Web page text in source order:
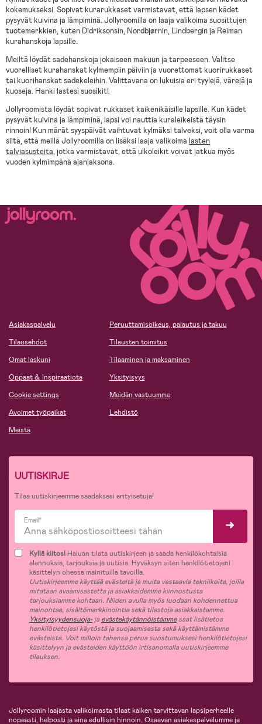
kokemukseksi. Sopivat kurarukkaset varmistavat, että lapsen kädet
pysyvät kuivina ja lämpiminä. Jollyroomilla on laaja valikoima suosittujen
tuotemerkkien, kuten Didriksonsin, Nordbjørnin, Lindbergin ja Reiman
kurahanskoja lapsille.
Meiltä löydät sadehanskoja jokaiseen makuun ja tarpeeseen. Valitse
vuorelliset kurahanskat kylmempiin päiviin ja vuorettomat kuorirukkaset
tai kuorihanskat sadekeleihin. Valittavana on lukuisia eri tyylejä, värejä ja
kuoseja. Hanki lastesi suosikit!
Jollyroomista löydät sopivat rukkaset kaikenikäisille lapsille. Kun kädet
pysyvät kuivina ja lämpiminä, lapsi voi nauttia kuraleikeistä täysin
rinnoin! Kun märät syyspäivät vaihtuvat kylmäksi talveksi, voit olla varma
siitä, että meillä Jollyroomilla on lisäksi laaja valikoima lasten
talviasusteita, jotka varmistavat, että ulkoleikit voivat jatkua myös
vuoden kylmimpänä ajanjaksona.
Asiakaspalvelu
Tilausehdot
Omat laskuni
Oppaat & Inspiraatiota
Cookie settings
Avoimet työpaikat
Meistä
Peruuttamisoikeus, palautus ja takuu
Tilausten toimitus
Tilaaminen ja maksaminen
Yksityisyys
Meidän vastuumme
Lehdistö
UUTISKIRJE
Tilaa uutiskirjeemme saadaksesi erityisetuja!
Email*
Kyllä kiitos! Haluan tilata uutiskirjeen ja saada henkilökohtaisia
alennuksia, tarjouksia ja uutisia. Hyväksyn siten henkilötietojeni
käsittelyn ohessa mainituilla tavoilla.
Uutiskirjeemme käyttää evästeitä ja muita vastaavia tekniikoita, joilla
mitataan avaamisastetta ja asiakkaidemme kiinnostusta
tarjouksiamme kohtaan. Niiden avulla myös luodaan kohdennettua
mainontaa, sisältömarkkinointia sekä tilastoja asiakkaistamme.
Yksityisyydensuoja-jaevästekäytännöistämmesaat lisätietoa
henkilötietojesi käytöstä ja suojaamisesta sekä käyttämistämme
evästeistä. Voit milloin tahansa perua suostumuksesi henkilötietojesi
käsittelyyn ja evästeiden käyttöön irtisanomalla uutiskirjeemme
tilauksen.
Jollyroomin laajasta valikoimasta tilaat kaiken tarvittavan lapsiperheelle
nopeasti, helposti ja aina edullisin hinnoin. Osaavan asiakaspalvelumme ja